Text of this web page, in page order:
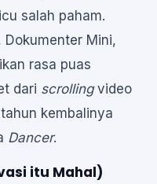
salah paham.
Dokumenter Mini,
rasa puas
dari scrollingvideo
kembalinya
Dancer.
itu Mahal)